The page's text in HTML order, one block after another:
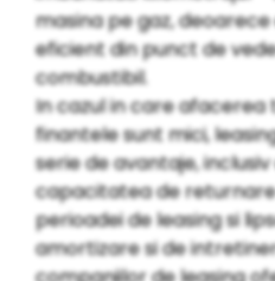
masina pe gaz,
eficient din punct de
combustibil.
In cazul in care afacerea
finantele sunt mici,
serie de avantaje,
capacitatea de
perioadei de leasing si
amortizare si de